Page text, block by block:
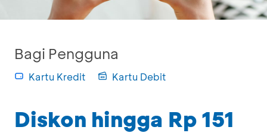
Bagi Pengguna
Kartu Kredit Kartu Debit
Diskon hingga Rp 151